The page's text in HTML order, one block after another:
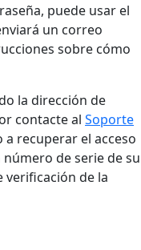
puede usar el
un correo
sobre cómo
la dirección de
contacte al Soporte
recuperar el acceso
de serie de su
verificación de la